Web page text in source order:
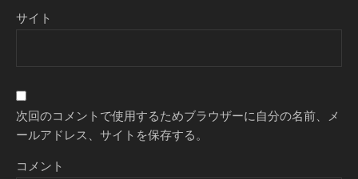
サイト
次回のコメントで使用するためブラウザーに自分の名前、メ
ールアドレス、サイトを保存する。
コメント